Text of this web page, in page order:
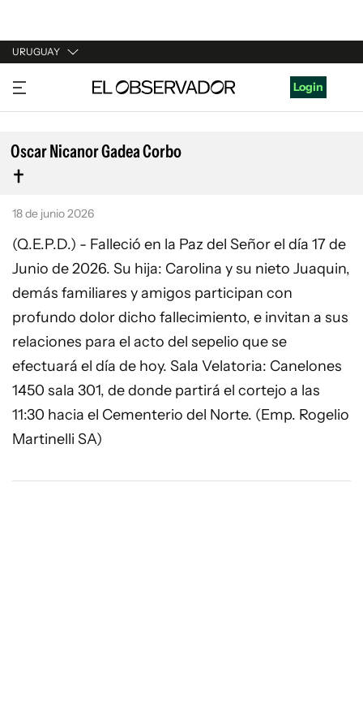
URUGUAY
URUGUAY
ARGENTINA
ESPAÑA
ESTADOS UNIDOS
Login
Oscar Nicanor Gadea Corbo
18 de junio 2026
(Q.E.P.D.) - Falleció en la Paz del Señor el día 17 de
Junio de 2026. Su hija: Carolina y su nieto Juaquin,
demás familiares y amigos participan con
profundo dolor dicho fallecimiento, e invitan a sus
relaciones para el acto del sepelio que se
efectuará el día de hoy. Sala Velatoria: Canelones
1450 sala 301, de donde partirá el cortejo a las
11:30 hacia el Cementerio del Norte. (Emp. Rogelio
Martinelli SA)